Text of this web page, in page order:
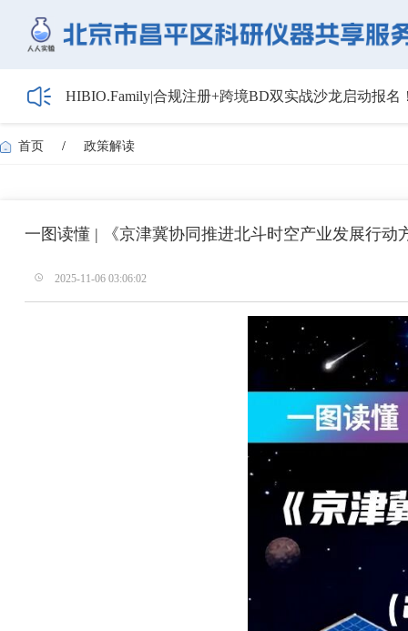
HIBIO.Family|合规注册+跨境BD双实战沙龙启动报名
【最新日程】2026年智慧电厂论坛议程首发！邀您4
关于召开2026年度昌平区高新技术企业培育工作会
首页 / 政策解读
一图读懂 | 《京津冀协同推进北斗时空产业发展行动
2025-11-06 03:06:02